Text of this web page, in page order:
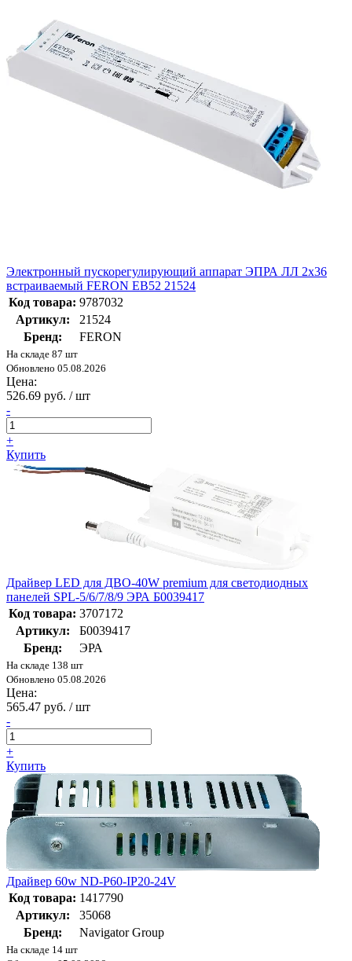
Электронный пускорегулирующий аппарат ЭПРА ЛЛ 2х36
встраиваемый FERON EB52 21524
Код товара: 9787032
Артикул:
21524
Бренд:
FERON
На складе 87 шт
Обновлено 05.08.2026
Цена:
526.69 руб. / шт
-
+
Купить
Драйвер LED для ДВО-40W premium для светодиодных
панелей SPL-5/6/7/8/9 ЭРА Б0039417
Код товара: 3707172
Артикул:
Б0039417
Бренд:
ЭРА
На складе 138 шт
Обновлено 05.08.2026
Цена:
565.47 руб. / шт
-
+
Купить
Драйвер 60w ND-P60-IP20-24V
Код товара: 1417790
Артикул:
35068
Бренд:
Navigator Group
На складе 14 шт